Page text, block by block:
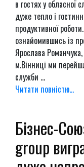
в гостях у обласної
дуже тепло і
продуктивної
ознайомившись із
Ярослава
м.Вінниці ми
служби ...
Читати повністю...
Бізнес-
group